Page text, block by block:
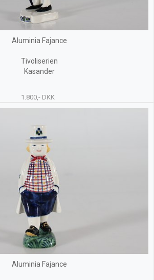
Aluminia Fajance
Tivoliserien
Kasander
1.800,- DKK
Aluminia Fajance